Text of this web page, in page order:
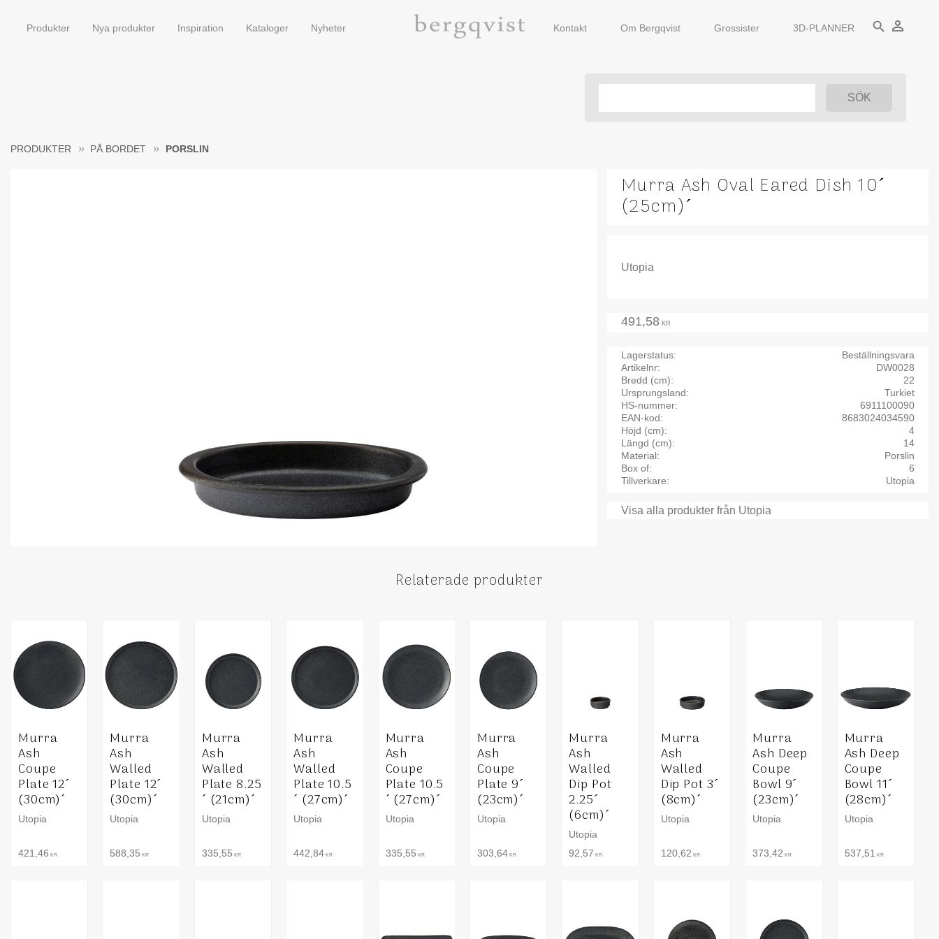
Produkter Nya produkter Inspiration Kataloger Nyheter Kontakt Om Bergqvist Grossister 3D-PLANNER search person_outline
PRODUKTER PÅ BORDET PORSLIN
Murra Ash Oval Eared Dish 10´
(25cm)´
Utopia
491,58 KR
Lagerstatus
Beställningsvara
Artikelnr
DW0028
Bredd (cm)
22
Ursprungsland
Turkiet
HS-nummer
6911100090
EAN-kod
8683024034590
Höjd (cm)
4
Längd (cm)
14
Material
Porslin
Box of
6
Tillverkare
Utopia
Visa alla produkter från Utopia
Relaterade produkter
Murra
Ash
Coupe
Plate 12´
(30cm)´
Utopia
421,46 KR
Murra
Ash
Walled
Plate 12´
(30cm)´
Utopia
588,35 KR
Murra
Ash
Walled
Plate 8.25
´ (21cm)´
Utopia
335,55 KR
Murra
Ash
Walled
Plate 10.5
´ (27cm)´
Utopia
442,84 KR
Murra
Ash
Coupe
Plate 10.5
´ (27cm)´
Utopia
335,55 KR
Murra
Ash
Coupe
Plate 9´
(23cm)´
Utopia
303,64KR
Murra
Ash
Walled
Dip Pot
2.25´
(6cm)´
Utopia
92,57 KR
Murra
Ash
Walled
Dip Pot 3´
(8cm)´
Utopia
120,62 KR
Murra
Ash Deep
Coupe
Bowl 9´
(23cm)´
Utopia
373,42 KR
Murra
Ash Deep
Coupe
Bowl 11´
(28cm)´
Utopia
537,51 KR